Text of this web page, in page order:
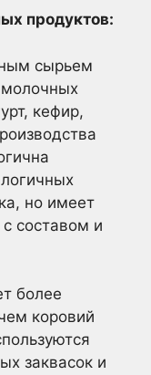
продуктов:
сырьем
кефир,
но имеет
составом и
более
коровий
заквасок и